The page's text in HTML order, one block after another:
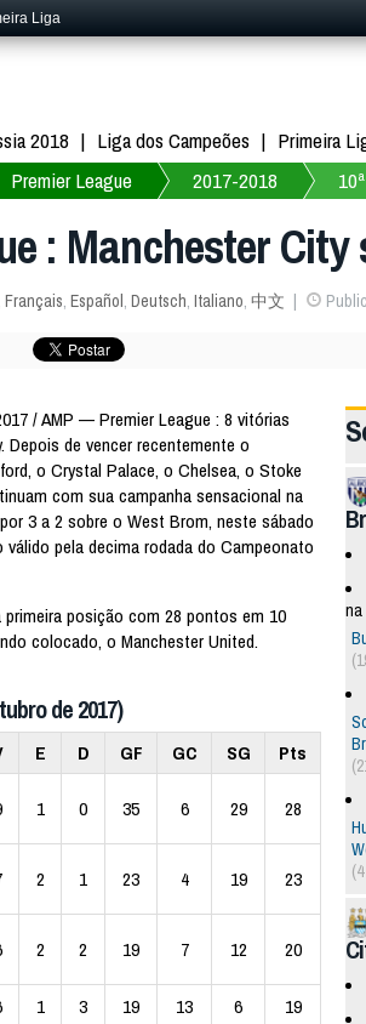
Liga
2018 Liga dos Campeões Primeira
Premier League 2017-2018
: Manchester
Français, Español, Deutsch, Italiano, 中文
/ AMP — Premier League : 8 vitórias
de vencer recentemente o
o Crystal Palace, o Chelsea, o Stoke
com sua campanha sensacional na
3 a 2 sobre o West Brom, neste sábado
pela decima rodada do Campeonato
posição com 28 pontos em 10
colocado, o Manchester United.
de 2017)
E D GF GC SG Pts
1 0 35 6 29 28
2 1 23 4 19 23
2 2 19 7 12 20
1 3 19 13 6
19
na